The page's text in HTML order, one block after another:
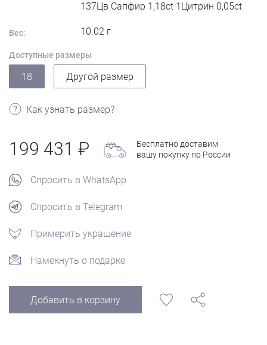
137Цв Сапфир 1,18ct 1Цитрин 0,05ct
Вес: 10.02 г
Доступные размеры
18 Другой размер
Как узнать размер?
199 431
Бесплатно доставим
вашу покупку по России
Спросить в WhatsApp
Спросить в Telegram
Примерить украшение
Намекнуть о подарке
Добавить в корзину